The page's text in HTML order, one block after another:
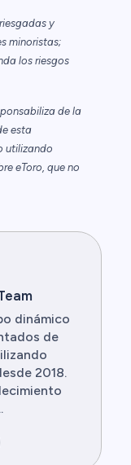
y
minoristas;
los riesgos
de la
esta
utilizando
eToro, que no
dinámico
de
2018.